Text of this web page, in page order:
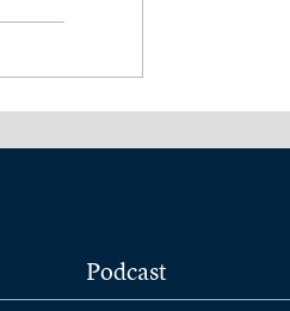
Podcast